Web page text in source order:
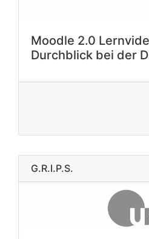
Moodle 2.0
Durchblick bei der
G.R.I.P.S.